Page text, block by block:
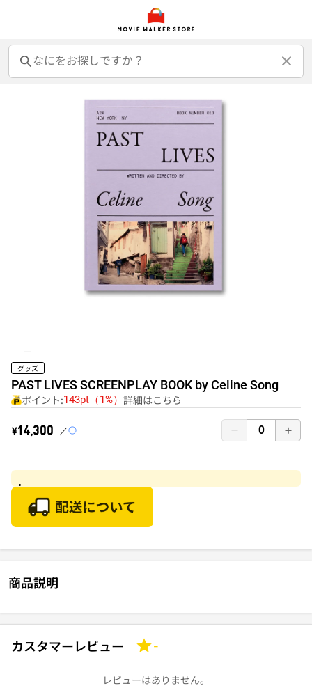
前売オンライン券 前売カード券 グッズ
グッズ
PAST LIVES SCREENPLAY BOOK by Celine Song
ポイント:143pt（1%） 詳細はこちら
￥14,300
商品説明
カスタマーレビュー -
レビューはありません。